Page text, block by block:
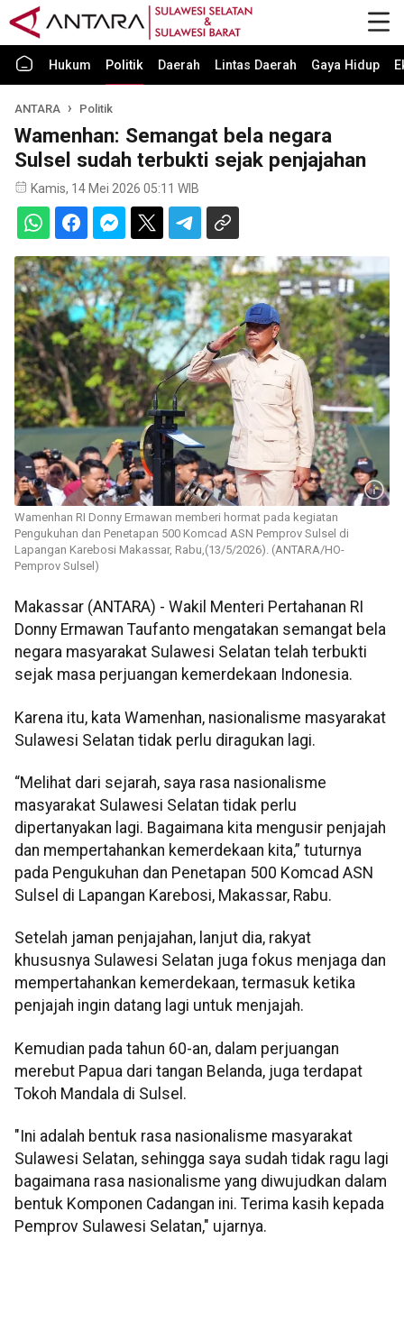
Hukum Politik Daerah Lintas Daerah Gaya Hidup
ANTARA Politik
Wamenhan: Semangat bela negara
Sulsel sudah terbukti sejak penjajahan
Kamis, 14 Mei 2026 05:11 WIB
Wamenhan RI Donny Ermawan memberi hormat pada kegiatan
Pengukuhan dan Penetapan 500 Komcad ASN Pemprov Sulsel di
Lapangan Karebosi Makassar, Rabu,(13/5/2026). (ANTARA/HO-
Pemprov Sulsel)
Makassar (ANTARA) - Wakil Menteri Pertahanan RI
Donny Ermawan Taufanto mengatakan semangat bela
negara masyarakat Sulawesi Selatan telah terbukti
sejak masa perjuangan kemerdekaan Indonesia.
Karena itu, kata Wamenhan, nasionalisme masyarakat
Sulawesi Selatan tidak perlu diragukan lagi.
“Melihat dari sejarah, saya rasa nasionalisme
masyarakat Sulawesi Selatan tidak perlu
dipertanyakan lagi. Bagaimana kita mengusir penjajah
dan mempertahankan kemerdekaan kita,” tuturnya
pada Pengukuhan dan Penetapan 500 Komcad ASN
Sulsel di Lapangan Karebosi, Makassar, Rabu.
Setelah jaman penjajahan, lanjut dia, rakyat
khususnya Sulawesi Selatan juga fokus menjaga dan
mempertahankan kemerdekaan, termasuk ketika
penjajah ingin datang lagi untuk menjajah.
Kemudian pada tahun 60-an, dalam perjuangan
merebut Papua dari tangan Belanda, juga terdapat
Tokoh Mandala di Sulsel.
"Ini adalah bentuk rasa nasionalisme masyarakat
Sulawesi Selatan, sehingga saya sudah tidak ragu lagi
bagaimana rasa nasionalisme yang diwujudkan dalam
bentuk Komponen Cadangan ini. Terima kasih kepada
Pemprov Sulawesi Selatan," ujarnya.